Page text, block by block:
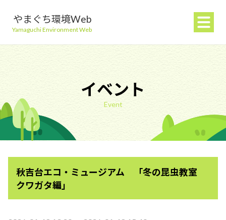
やまぐち環境Web
Yamaguchi Environment Web
地球温暖化を防ぐ
ごみを減らす
自然環境を守る
生活環境を守る（大気・水）
イベント
Event
秋吉台エコ・ミュージアム 「冬の昆虫教室
クワガタ編」